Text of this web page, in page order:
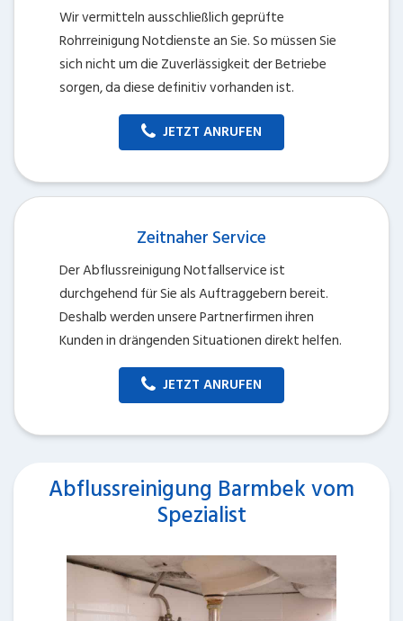
Wir vermitteln ausschließlich geprüfte
Rohrreinigung Notdienste an Sie. So müssen Sie
sich nicht um die Zuverlässigkeit der Betriebe
sorgen, da diese definitiv vorhanden ist.
JETZT ANRUFEN
Zeitnaher Service
Der Abflussreinigung Notfallservice ist
durchgehend für Sie als Auftraggebern bereit.
Deshalb werden unsere Partnerfirmen ihren
Kunden in drängenden Situationen direkt helfen.
JETZT ANRUFEN
Abflussreinigung Barmbek vom
Spezialist